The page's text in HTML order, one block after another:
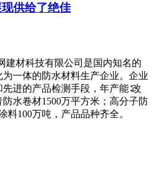
供给了绝佳
建材科技有限公司是国内知名的
一体的防水材料生产企业。企业
进的产品检测手段，年产能∶改
水卷材1500万平方米；高分子防
料100万吨，产品品种齐全。